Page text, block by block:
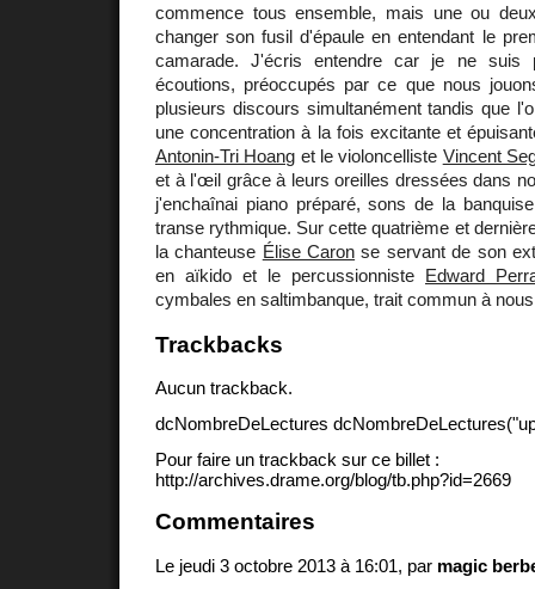
commence tous ensemble, mais une ou
changer son fusil d'épaule en entendant le
camarade. J'écris entendre car je ne suis
écoutions, préoccupés par ce que nous
plusieurs discours simultanément tandis que
une concentration à la fois excitante et
Antonin-Tri Hoang et le violoncelliste Vincent
et à l'œil grâce à leurs oreilles dressées dans
j'enchaînai piano préparé, sons de la
transe rythmique. Sur cette quatrième et
la chanteuse Élise Caron se servant de son
en aïkido et le percussionniste Edward
cymbales en saltimbanque, trait commun à
Trackbacks
Aucun trackback.
dcNombreDeLectures
Pour faire un trackback sur ce billet :
http://archives.drame.org/blog/tb.php?id=2669
Commentaires
Le jeudi 3 octobre 2013 à 16:01, par magic